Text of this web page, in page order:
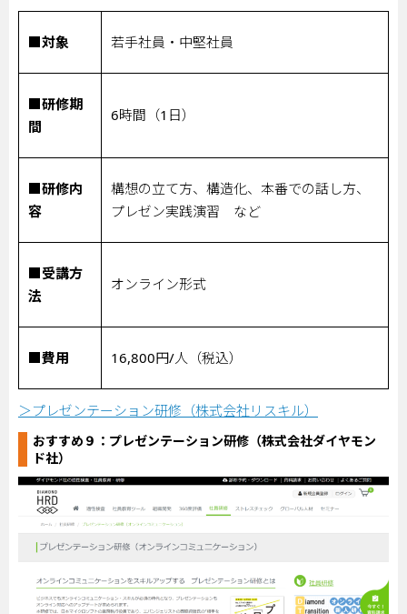
■対象 若手社員・中堅社員
■研修期
間
6時間（1 日）
■研修内
容
構想の立て方、構造化、本番での話し方、
プレゼン実践演習 など
■受講方
法
オンライン形式
■費用 16,800円/人（税込）
＞プレゼンテーション研修（株式会社リスキル）
おすすめ９： プレゼンテーション研修（株式会社ダイヤモン
ド社）